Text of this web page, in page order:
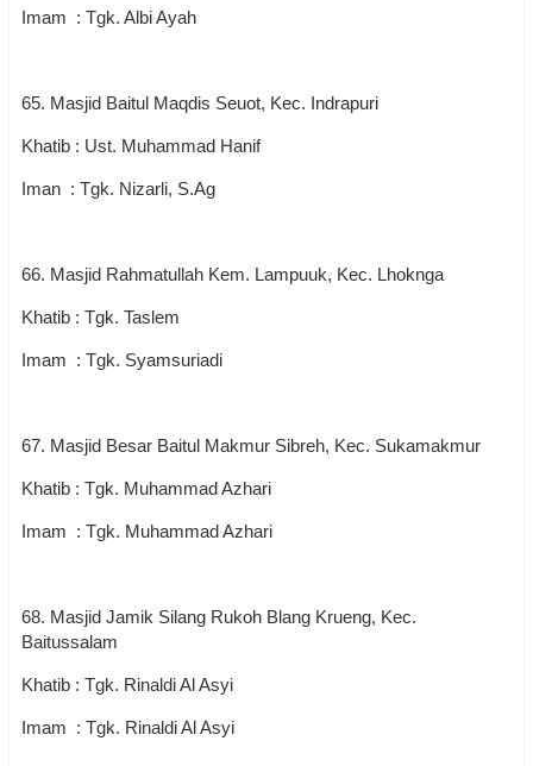
Imam : Tgk. Albi Ayah
65. Masjid Baitul Maqdis Seuot, Kec. Indrapuri
Khatib : Ust. Muhammad Hanif
Iman : Tgk. Nizarli, S.Ag
66. Masjid Rahmatullah Kem. Lampuuk, Kec. Lhoknga
Khatib : Tgk. Taslem
Imam : Tgk. Syamsuriadi
67. Masjid Besar Baitul Makmur Sibreh, Kec. Sukamakmur
Khatib : Tgk. Muhammad Azhari
Imam : Tgk. Muhammad Azhari
68. Masjid Jamik Silang Rukoh Blang Krueng, Kec.
Baitussalam
Khatib : Tgk. Rinaldi Al Asyi
Imam : Tgk. Rinaldi Al Asyi